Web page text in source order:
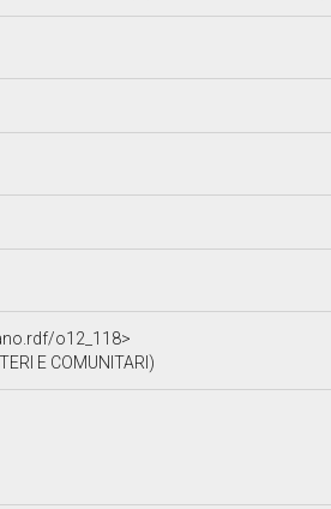
o12_118>
E COMUNITARI)